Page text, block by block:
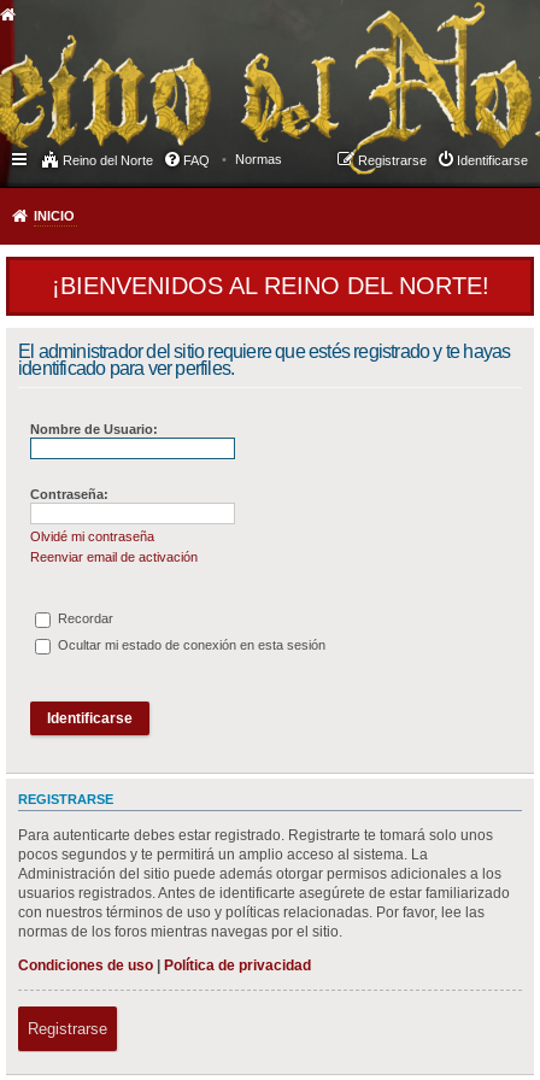
Reino del Norte FAQ Normas Identificarse
Registrarse
INICIO
¡BIENVENIDOS AL REINO DEL NORTE!
El administrador del sitio requiere que estés registrado y te hayas
identificado para ver perfiles.
Nombre de Usuario:
Contraseña:
Olvidé mi contraseña
Reenviar email de activación
Recordar
Ocultar mi estado de conexión en esta sesión
REGISTRARSE
Para autenticarte debes estar registrado. Registrarte te tomará solo unos
pocos segundos y te permitirá un amplio acceso al sistema. La
Administración del sitio puede además otorgar permisos adicionales a los
usuarios registrados. Antes de identificarte asegúrete de estar familiarizado
con nuestros términos de uso y políticas relacionadas. Por favor, lee las
normas de los foros mientras navegas por el sitio.
Condiciones de uso
Política de privacidad
Registrarse